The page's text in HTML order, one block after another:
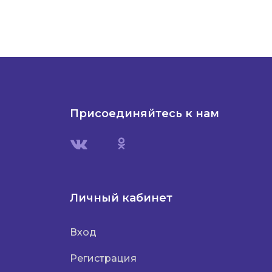
Присоединяйтесь к нам
Личный кабинет
Вход
Регистрация